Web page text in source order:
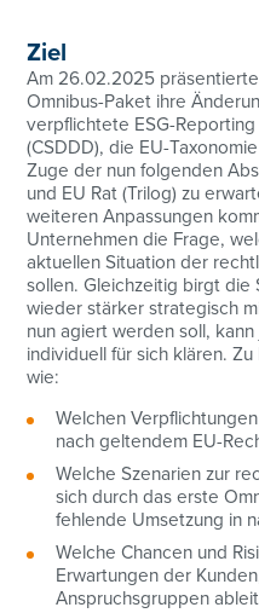
Ziel
Am 26.02.2025
Omnibus-Paket ihre
verpflichtete ESG-
(CSDDD), die EU-
Zuge der nun folgenden
und EU Rat (Trilog) zu
weiteren Anpassungen
Unternehmen die Frage,
aktuellen Situation der
sollen. Gleichzeitig birgt die
wieder stärker strategisch
nun agiert werden soll,
individuell für sich klären.
wie:
Welchen
nach geltendem EU-
Welche Szenarien zur
sich durch das erste
fehlende Umsetzung in
Welche Chancen und
Erwartungen der
Anspruchsgruppen